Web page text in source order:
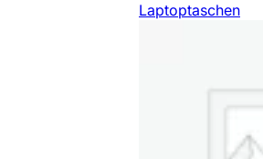
Laptoptaschen